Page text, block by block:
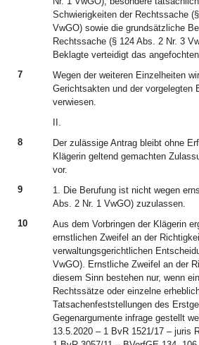
Schwierigkeiten der Rechtssache
VwGO) sowie die grundsätzliche
Rechtssache (§ 124 Abs. 2 Nr. 3
Beklagte verteidigt das
7
Wegen der weiteren Einzelheiten
Gerichtsakten und der vorgelegten
verwiesen.
II.
8
Der zulässige Antrag bleibt ohne
Klägerin geltend gemachten
vor.
9
1. Die Berufung ist nicht wegen
Abs. 2 Nr. 1 VwGO) zuzulassen.
10
Aus dem Vorbringen der Klägerin
ernstlichen Zweifel an der
verwaltungsgerichtlichen
VwGO). Ernstliche Zweifel an der
diesem Sinn bestehen nur, wenn
Rechtssätze oder einzelne
Tatsachenfeststellungen des
Gegenargumente infrage gestellt
13.5.2020 – 1 BvR 1521/17 – juris